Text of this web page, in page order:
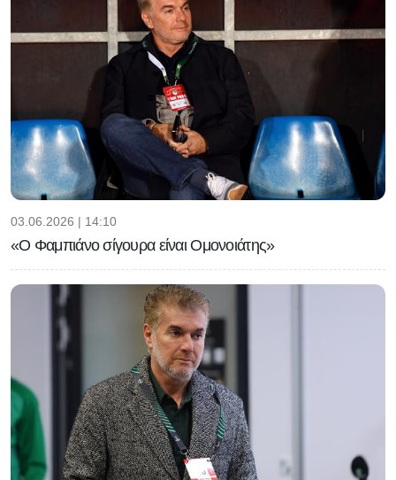
03.06.2026 | 14:10
«Ο Φαμπιάνο σίγουρα είναι Ομονοιάτης»